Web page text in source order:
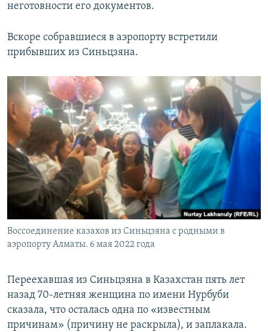
неготовности его документов.
Вскоре собравшиеся в аэропорту встретили
прибывших из Синьцзяна.
Воссоединение казахов из Синьцзяна с родными в
аэропорту Алматы. 6 мая 2022 года
Переехавшая из Синьцзяна в Казахстан пять лет
назад 70-летняя женщина по имени Нурбуби
сказала, что осталась одна по «известным
причинам» (причину не раскрыла), и заплакала.